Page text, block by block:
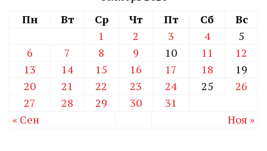
Пн
Вт Ср Чт Пт Сб
Вс
1
2 3 4
5
6
7 8 9 10 11
12
13
14 15 16 17 18
19
20
21 22 23 24 25
26
27
28 29 30
31
« Сен
Ноя »